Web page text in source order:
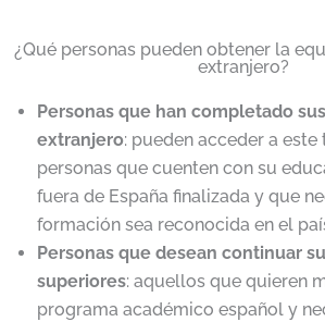
¿Qué personas pueden obtener la
extranjero?
Personas que han completado
extranjero: pueden acceder a
personas que cuenten con su
fuera de España finalizada y que
formación sea reconocida en el
Personas que desean continuar
superiores: aquellos que quieren
programa académico español y